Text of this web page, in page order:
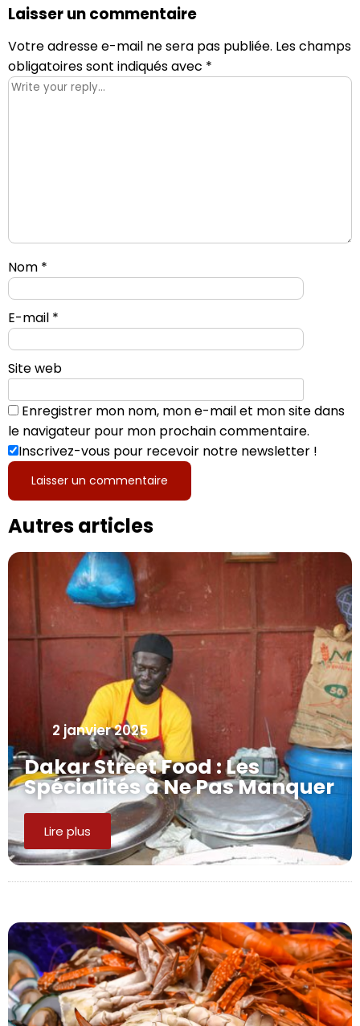
Laisser un commentaire
Votre adresse e-mail ne sera pas publiée. Les champs
obligatoires sont indiqués avec *
Nom *
E-mail *
Site web
Enregistrer mon nom, mon e-mail et mon site dans
le navigateur pour mon prochain commentaire.
Inscrivez-vous pour recevoir notre newsletter !
Autres articles
2 janvier 2025
Dakar Street Food : Les
Spécialités à Ne Pas Manquer
Lire plus